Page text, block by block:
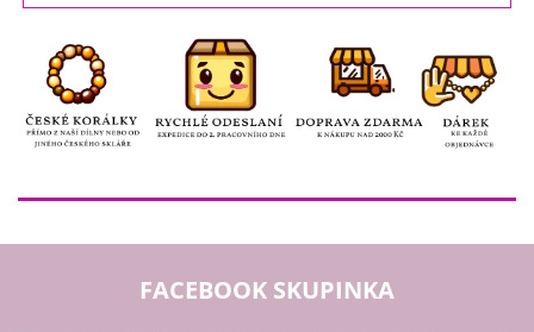
FACEBOOK SKUPINKA